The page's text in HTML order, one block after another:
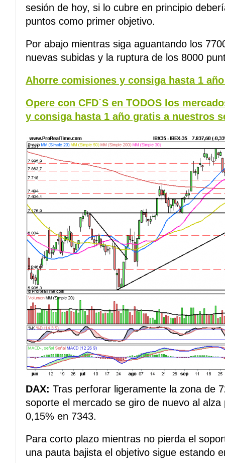
sesión de hoy, si lo cubre en principio
puntos como primer objetivo.
Por abajo mientras siga aguantando los
nuevas subidas y la ruptura de los 8000
Ahorre comisiones y consiga hasta 1
Opere con CFD´S en TODOS los
y consiga hasta 1 año gratis a nuestros
DAX: Tras perforar ligeramente la zona de
soporte el mercado se giro de nuevo al
0,15% en 7343.
Para corto plazo mientras no pierda el
una pauta bajista el objetivo sigue estando